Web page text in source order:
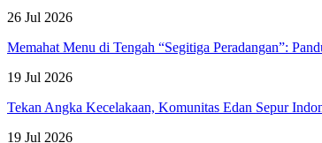
26 Jul 2026
Memahat Menu di Tengah “Segitiga Peradangan”:
19 Jul 2026
Tekan Angka Kecelakaan, Komunitas Edan Sepur
19 Jul 2026